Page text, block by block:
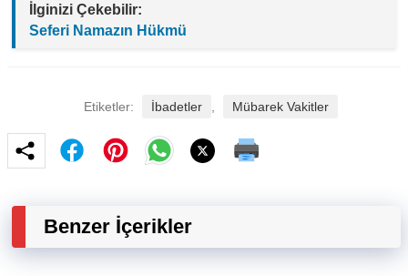
İlginizi Çekebilir:
Seferi Namazın Hükmü
Etiketler: İbadetler Mübarek Vakitler
Benzer İçerikler